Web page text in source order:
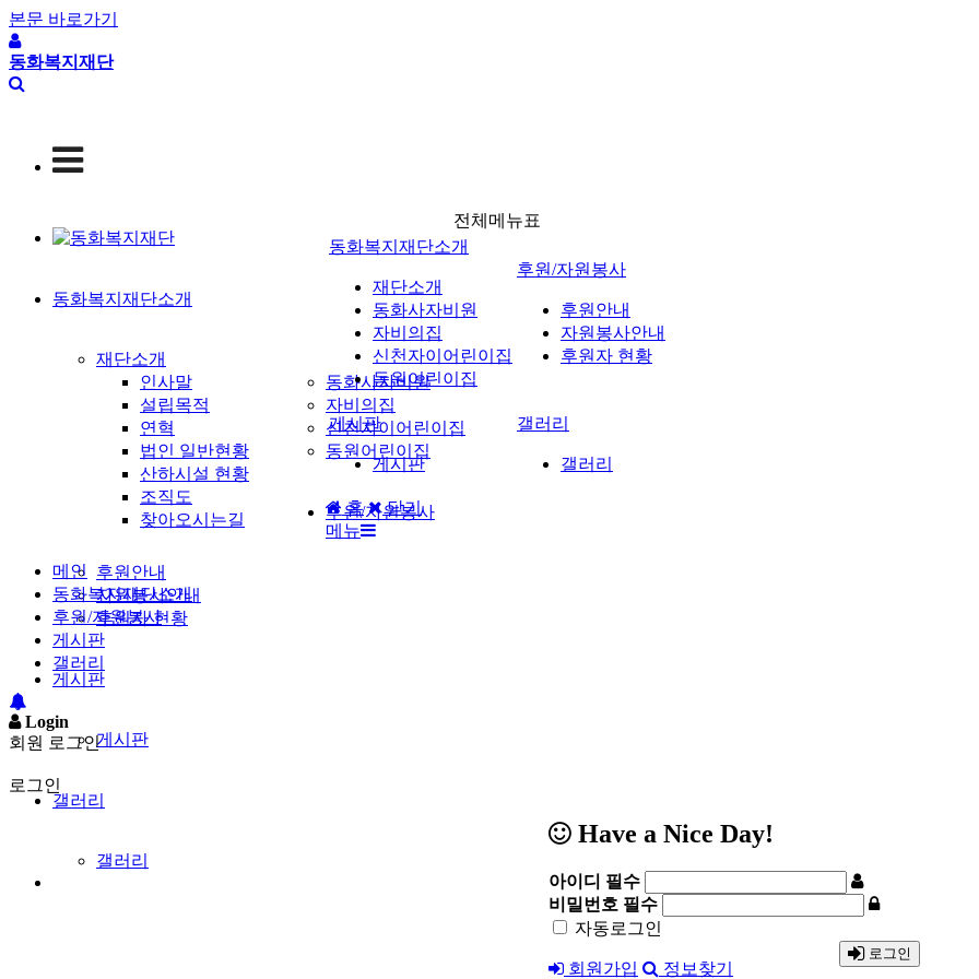
본문 바로가기
동화복지재단
동화복지재단소개
재단소개
인사말
설립목적
연혁
법인 일반현황
산하시설 현황
조직도
찾아오시는길
동화사자비원
자비의집
신천자이어린이집
동원어린이집
후원/자원봉사
후원안내
자원봉사안내
후원자 현황
게시판
게시판
갤러리
갤러리
전체메뉴표
동화복지재단소개
재단소개
동화사자비원
자비의집
신천자이어린이집
동원어린이집
후원/자원봉사
후원안내
자원봉사안내
후원자 현황
게시판
게시판
갤러리
갤러리
홈
닫기
메뉴
메인
동화복지재단소개
후원/자원봉사
게시판
갤러리
Login
회원 로그인
로그인
Have a Nice Day!
아이디 필수
비밀번호 필수
자동로그인
로그인
회원가입 정보찾기